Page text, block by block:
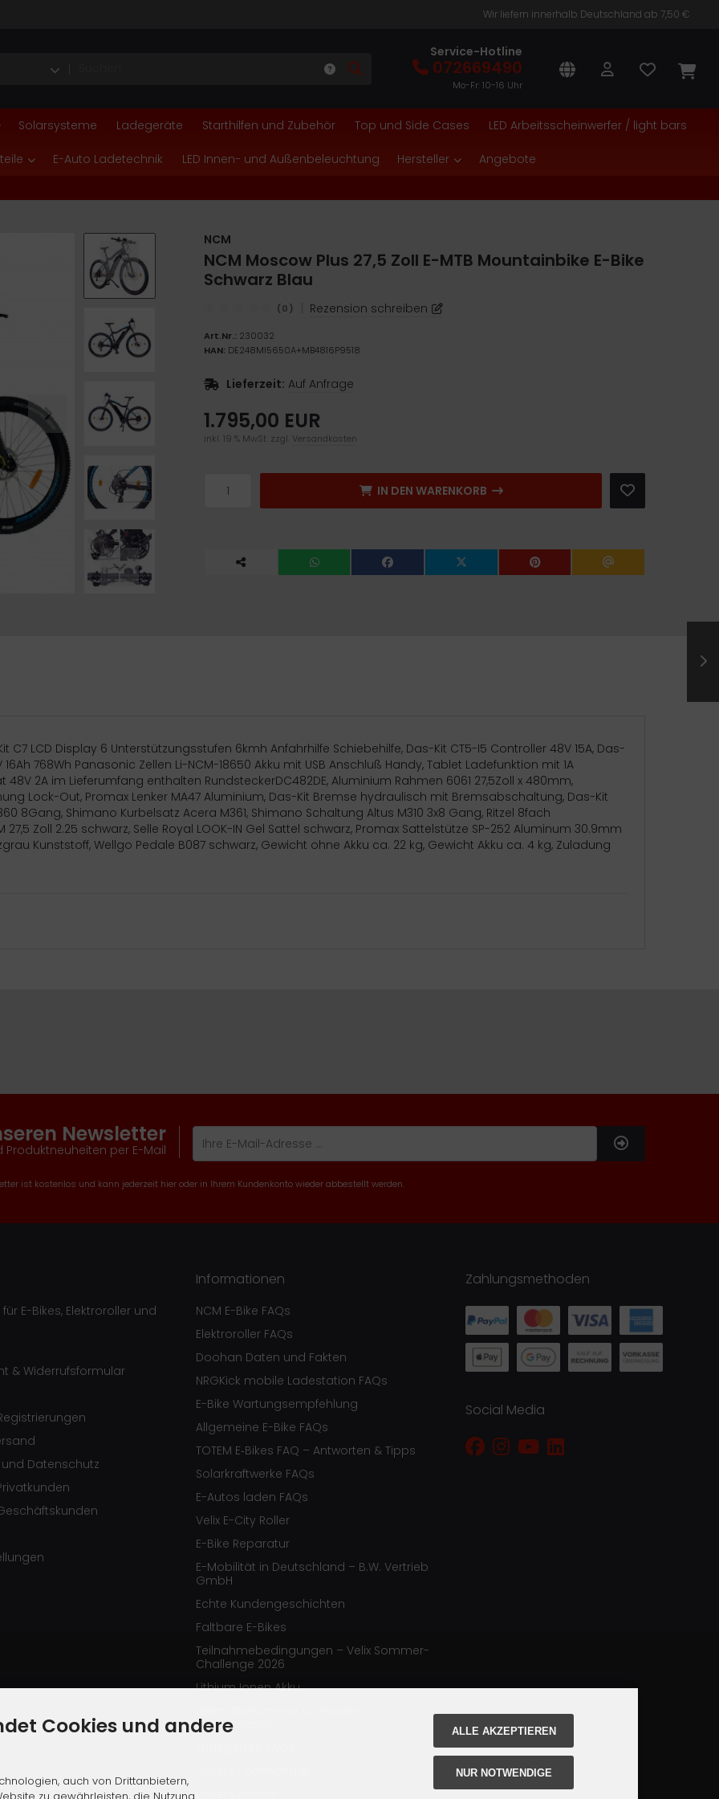
Wir liefern innerhalb Deutschland ab 7,50 €
Service-Hotline
072669490
Mo-Fr: 10-16 Uhr
Solarsysteme Ladegeräte Starthilfen und Zubehör Top und Side Cases LED Arbeitsscheinwerfer / light bars
E-Auto Ladetechnik LED Innen- und Außenbeleuchtung Hersteller Angebote
NCM
NCM Moscow Plus 27,5 Zoll E-MTB Mountainbike E-Bike
Schwarz Blau
(0) Rezension schreiben
Art.Nr.: 230032
HAN: DE248MI5650A+MB4816P9518
Lieferzeit: Auf Anfrage
1.795,00 EUR
inkl. 19 % MwSt. zzgl. Versandkosten
IN DEN WARENKORB
C7 LCD Display 6 Unterstützungsstufen 6kmh Anfahrhilfe Schiebehilfe, Das-Kit CT5-I5 Controller 48V 15A, Das-
16Ah 768Wh Panasonic Zellen Li-NCM-18650 Akku mit USB Anschluß Handy, Tablet Ladefunktion mit 1A
2A im Lieferumfang enthalten RundsteckerDC482DE, Aluminium Rahmen 6061 27,5Zoll x 480mm,
Lock-Out, Promax Lenker MA47 Aluminium, Das-Kit Bremse hydraulisch mit Bremsabschaltung, Das-Kit
8Gang, Shimano Kurbelsatz Acera M361, Shimano Schaltung Altus M310 3x8 Gang, Ritzel 8fach
27,5 Zoll 2.25 schwarz, Selle Royal LOOK-IN Gel Sattel schwarz, Promax Sattelstütze SP-252 Aluminum 30.9mm
Kunststoff, Wellgo Pedale B087 schwarz, Gewicht ohne Akku ca. 22 kg, Gewicht Akku ca. 4 kg, Zuladung
Newsletter
per E-Mail
ist kostenlos und kann jederzeit hier oder in Ihrem Kundenkonto wieder abbestellt werden.
E-Bikes, Elektroroller und
& Widerrufsformular
Datenschutz
Informationen
NCM E-Bike FAQs
Elektroroller FAQs
Doohan Daten und Fakten
NRGKick mobile Ladestation FAQs
E-Bike Wartungsempfehlung
Allgemeine E-Bike FAQs
TOTEM E‑Bikes FAQ – Antworten & Tipps
Solarkraftwerke FAQs
E-Autos laden FAQs
Velix E-City Roller
E-Bike Reparatur
E-Mobilität in Deutschland – B.W. Vertrieb
GmbH
Echte Kundengeschichten
Faltbare E-Bikes
Teilnahmebedingungen – Velix Sommer-
Challenge 2026
Lithium Ionen Akku
Elektromobile
Zahlungsmethoden
Social Media
Cookies und andere
auch von Drittanbietern,
ALLE AKZEPTIEREN
NUR NOTWENDIGE